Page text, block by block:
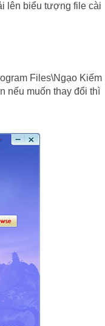
lên biểu tượng file cài
Files\Ngạo Kiếm
nếu muốn thay đổi thì